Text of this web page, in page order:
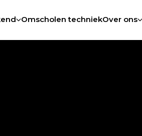
Omscholen techniekOver ons